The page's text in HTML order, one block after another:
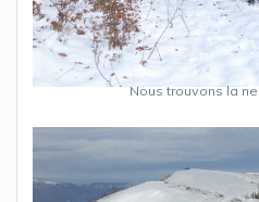
Nous trouvons la